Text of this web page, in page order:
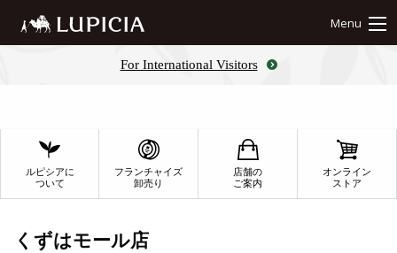
Menu
For International Visitors
ルピシアに
ついて
フランチャイズ
卸売り
店舗の
ご案内
オンライン
ストア
くずはモール店